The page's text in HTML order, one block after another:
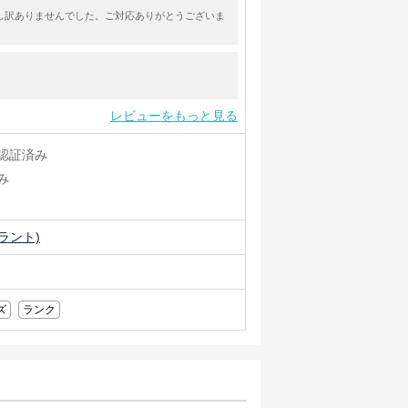
ありませんでした。ご対応ありがとうございま
レビューをもっと見る
証済み
ント)
ランク